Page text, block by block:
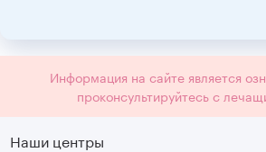
Информация на сайте является
проконсультируйтесь с
Наши центры